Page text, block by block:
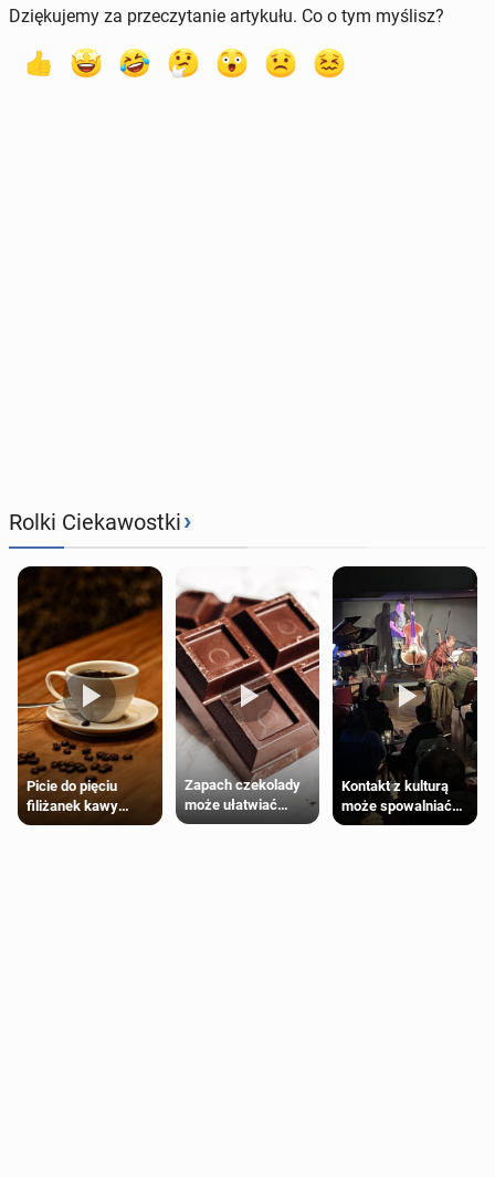
Dziękujemy za przeczytanie artykułu. Co o tym myślisz?
Rolki Ciekawostki›
Picie do pięciu
filiżanek kawy
dziennie jest
Zapach czekolady
może ułatwiać
trening siłowy
Kontakt z kulturą
może spowalniać
starzenie